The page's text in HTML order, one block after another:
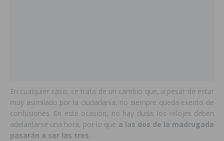
En cualquier caso, se trata de un cambio que, a pesar de estar
muy asimilado por la ciudadanía, no siempre queda exento de
confusiones. En este ocasión, no hay duda: los relojes deben
adelantarse una hora, por lo que a las dos de la madrugada
pasarán a ser las tres.